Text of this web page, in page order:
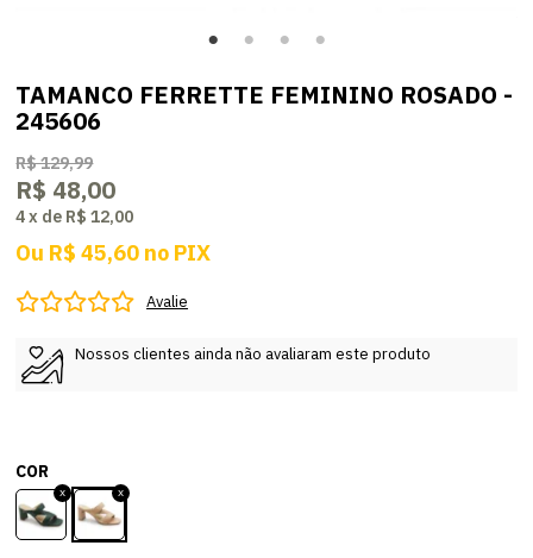
TAMANCO FERRETTE FEMININO ROSADO -
245606
R$ 129,99
R$ 48,00
4x de R$ 12,00
Ou R$ 45,60 no PIX
Avalie
Nossos clientes ainda não avaliaram este produto
COR